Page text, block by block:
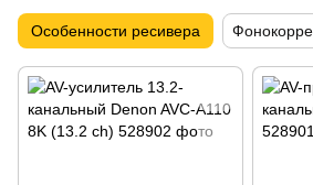
Особенности ресивера